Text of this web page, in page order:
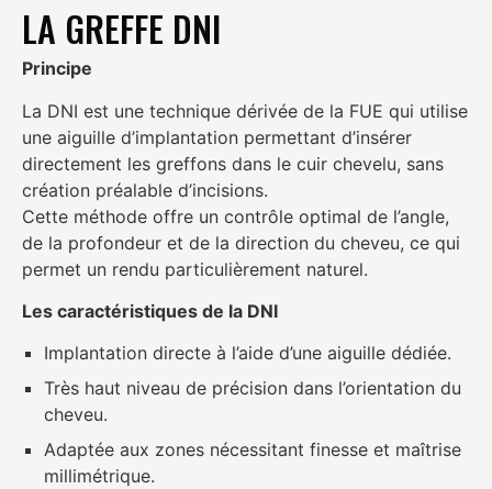
LA GREFFE DNI
Principe
La DNI est une technique dérivée de la FUE qui utilise
une aiguille d’implantation permettant d’insérer
directement les greffons dans le cuir chevelu, sans
création préalable d’incisions.
Cette méthode offre un contrôle optimal de l’angle,
de la profondeur et de la direction du cheveu, ce qui
permet un rendu particulièrement naturel.
Les caractéristiques de la DNI
Implantation directe à l’aide d’une aiguille dédiée.
Très haut niveau de précision dans l’orientation du
cheveu.
Adaptée aux zones nécessitant finesse et maîtrise
millimétrique.